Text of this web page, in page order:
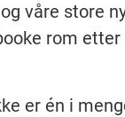
våre store
rom etter
er én i